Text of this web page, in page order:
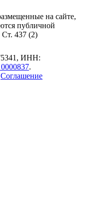
на сайте,
публичной
437 (2)
ИНН:
.
Соглашение